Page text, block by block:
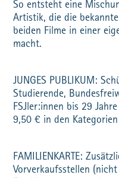
So entsteht eine
Artistik, die die
beiden Filme in einer
macht.
JUNGES PUBLIKUM:
Studierende,
FSJler:innen bis 29
9,50 € in den Kategorien
FAMILIENKARTE:
Vorverkaufsstellen